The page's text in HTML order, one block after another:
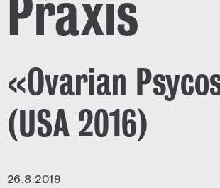
Praxis
«Ovarian
(USA 2016)
26.8.2019